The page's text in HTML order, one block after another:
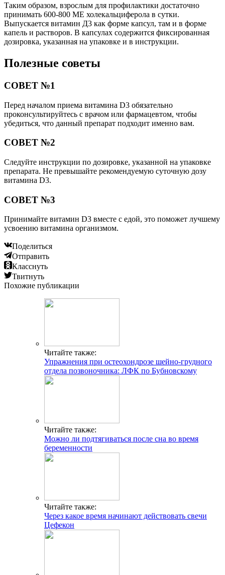
Таким образом, взрослым для профилактики достаточно
принимать 600-800 МЕ холекальциферола в сутки.
Выпускается витамин Д3 как форме капсул, там и в форме
капель и растворов. В капсулах содержится фиксированная
дозировка, указанная на упаковке и в инструкции.
Полезные советы
СОВЕТ №1
Перед началом приема витамина D3 обязательно
проконсультируйтесь с врачом или фармацевтом, чтобы
убедиться, что данный препарат подходит именно вам.
СОВЕТ №2
Следуйте инструкции по дозировке, указанной на упаковке
препарата. Не превышайте рекомендуемую суточную дозу
витамина D3.
СОВЕТ №3
Принимайте витамин D3 вместе с едой, это поможет лучшему
усвоению витамина организмом.
Поделиться
Отправить
Класснуть
Твитнуть
Похожие публикации
Читайте также:
Упражнения при остеохондрозе шейно-грудного
отдела позвоночника: ЛФК по Бубновскому
Читайте также:
Можно ли подтягиваться после сна во время
беременности
Читайте также:
Через какое время начинают действовать свечи
Цефекон